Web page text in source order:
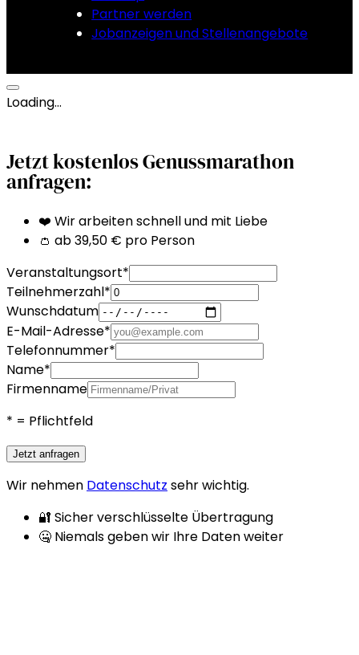
Partner werden
Jobanzeigen und Stellenangebote
Loading…
Jetzt kostenlos Genussmarathon
anfragen:
❤️ Wir arbeiten schnell und mit Liebe
👛 ab 39,50 € pro Person
Veranstaltungsort*
Teilnehmerzahl*
Wunschdatum
E-Mail-Adresse*
Telefonnummer*
Name*
Firmenname
* = Pflichtfeld
Jetzt anfragen
Wir nehmen Datenschutz sehr wichtig.
🔐 Sicher verschlüsselte Übertragung
🤐 Niemals geben wir Ihre Daten weiter